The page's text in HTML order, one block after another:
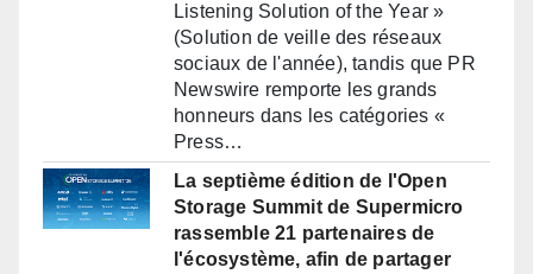
Listening Solution of the Year »
(Solution de veille des réseaux
sociaux de l'année), tandis que PR
Newswire remporte les grands
honneurs dans les catégories «
Press…
La septième édition de l'Open
Storage Summit de Supermicro
rassemble 21 partenaires de
l'écosystème, afin de partager